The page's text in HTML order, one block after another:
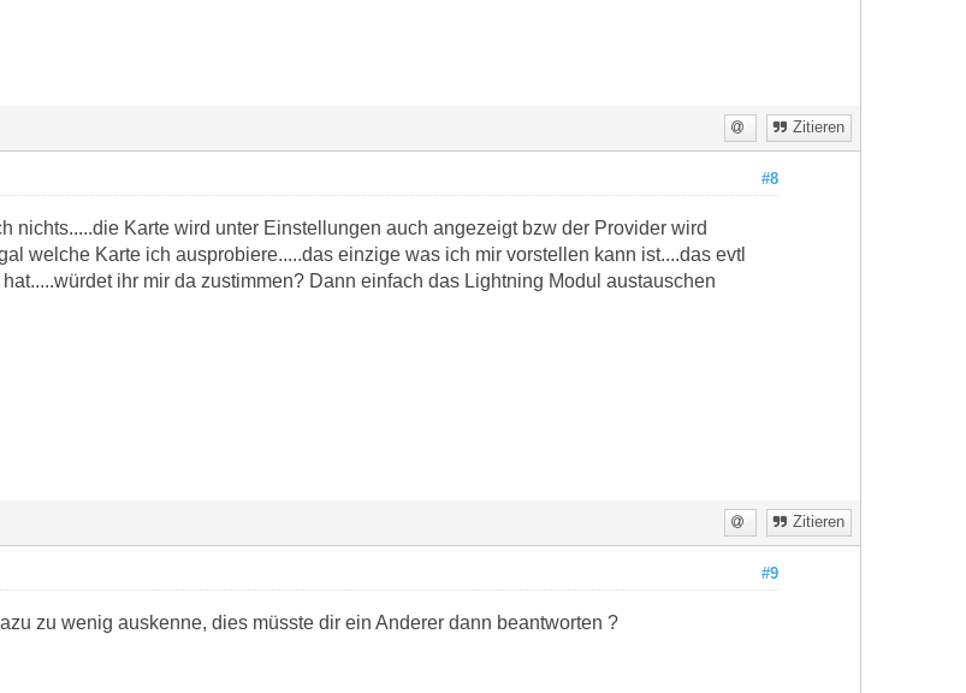
Zitieren
#8
nichts.....die Karte wird unter Einstellungen auch angezeigt bzw der Provider wird
welche Karte ich ausprobiere.....das einzige was ich mir vorstellen kann ist....das evtl
ihr mir da zustimmen? Dann einfach das Lightning Modul austauschen
Zitieren
#9
zu wenig auskenne, dies müsste dir ein Anderer dann beantworten ?